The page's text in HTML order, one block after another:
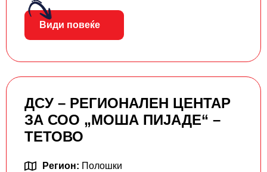
Види повеќе
ДСУ – РЕГИОНАЛЕН ЦЕНТАР
ЗА СОО „МОША ПИЈАДЕ“ –
ТЕТОВО
Регион: Полошки